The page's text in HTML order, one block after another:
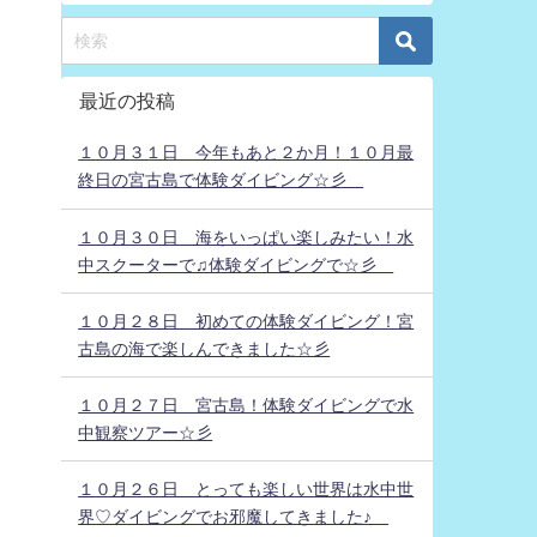
最近の投稿
１０月３１日 今年もあと２か月！１０月最
終日の宮古島で体験ダイビング☆彡
１０月３０日 海をいっぱい楽しみたい！水
中スクーターで♫体験ダイビングで☆彡
１０月２８日 初めての体験ダイビング！宮
古島の海で楽しんできました☆彡
１０月２７日 宮古島！体験ダイビングで水
中観察ツアー☆彡
１０月２６日 とっても楽しい世界は水中世
界♡ダイビングでお邪魔してきました♪